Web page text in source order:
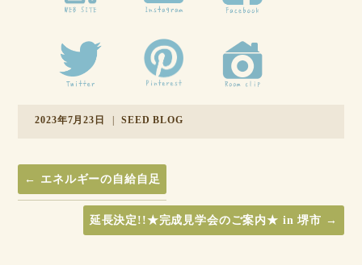
2023年7月23日 | SEED BLOG
← エネルギーの自給自足
延長決定!!★完成見学会のご案内★ in 堺市 →